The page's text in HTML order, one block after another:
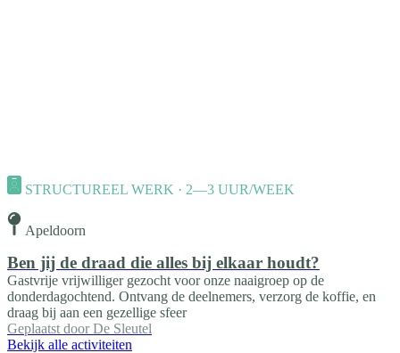
STRUCTUREEL WERK · 2—3 UUR/WEEK
Apeldoorn
Ben jij de draad die alles bij elkaar houdt?
Gastvrije vrijwilliger gezocht voor onze naaigroep op de
donderdagochtend. Ontvang de deelnemers, verzorg de koffie, en
draag bij aan een gezellige sfeer
Geplaatst door De Sleutel
Bekijk alle activiteiten